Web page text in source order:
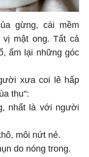
gừng, cái mềm
vị mật ong. Tất cả
ấm lại những góc
xưa coi lê hấp
thu":
nhất là với người
môi nứt nẻ.
do nóng trong.